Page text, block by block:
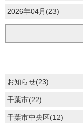
2026年04月(23)
お知らせ(23)
千葉市(22)
千葉市中央区(12)